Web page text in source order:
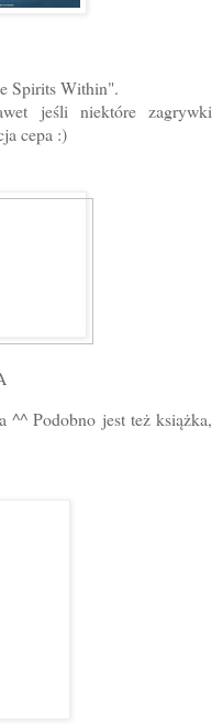
Spirits Within".
jeśli niektóre zagrywki
cepa :)
^^ Podobno jest też książka,